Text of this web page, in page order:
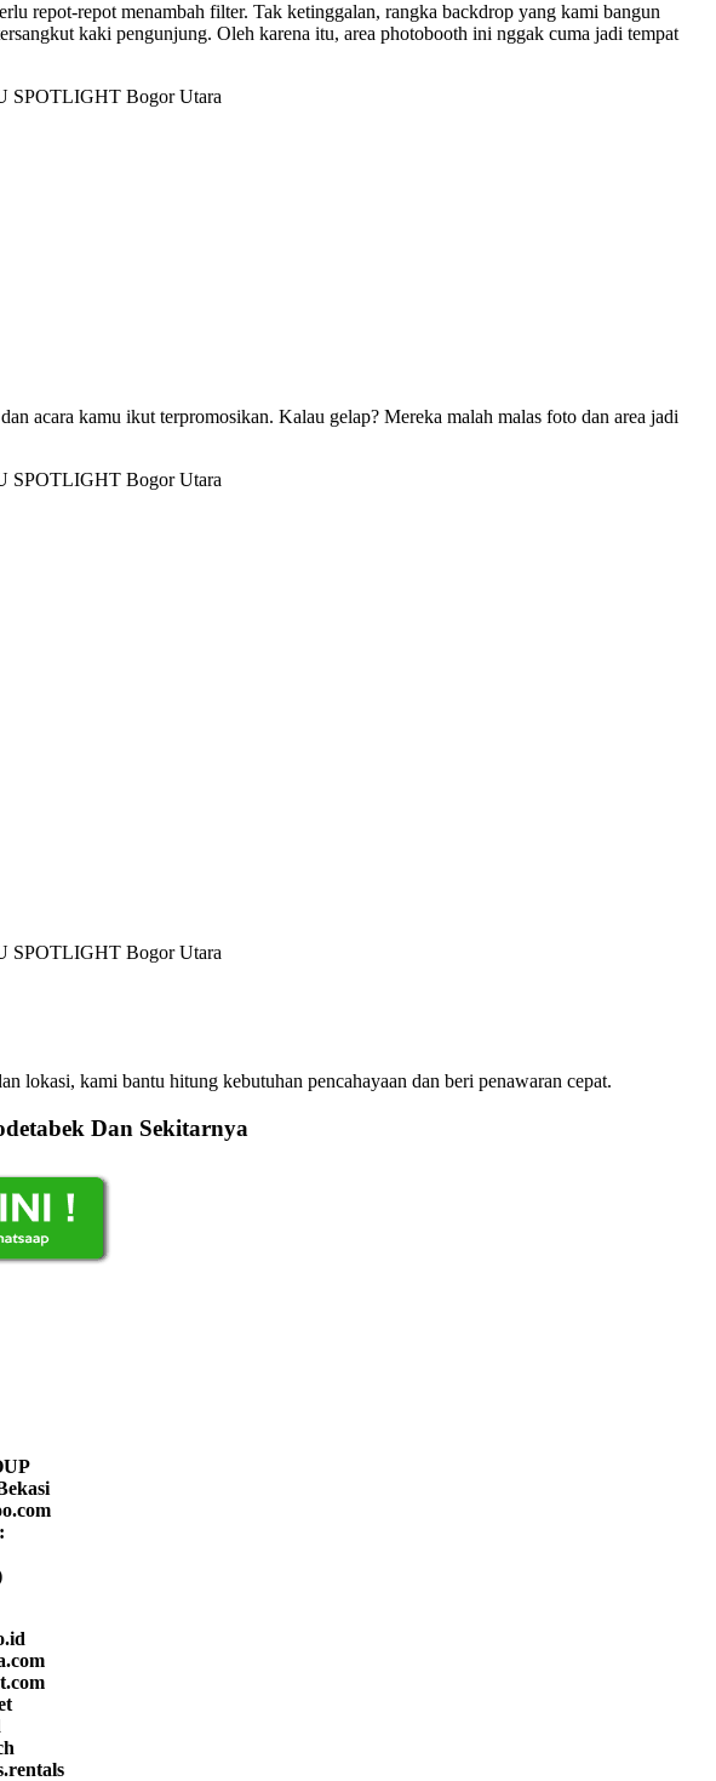
repot-repot menambah filter. Tak ketinggalan, rangka backdrop yang kami bangun
kaki pengunjung. Oleh karena itu, area photobooth ini nggak cuma jadi tempat
acara kamu ikut terpromosikan. Kalau gelap? Mereka malah malas foto dan area jadi
lokasi, kami bantu hitung kebutuhan pencahayaan dan beri penawaran cepat.
Dan Sekitarnya